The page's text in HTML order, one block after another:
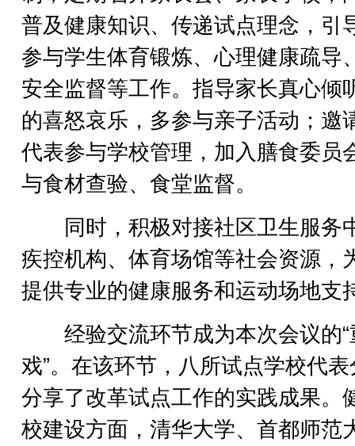
普及健康知识、传递试点理念，引
参与学生体育锻炼、心理健康疏导
安全监督等工作。指导家长真心倾
的喜怒哀乐，多参与亲子活动；邀
代表参与学校管理，加入膳食委员
与食材查验、食堂监督。
同时，积极对接社区卫生服务
疾控机构、体育场馆等社会资源，
提供专业的健康服务和运动场地支
经验交流环节成为本次会议的“
戏”。在该环节，八所试点学校代
分享了改革试点工作的实践成果。
校建设方面，清华大学、首都师范